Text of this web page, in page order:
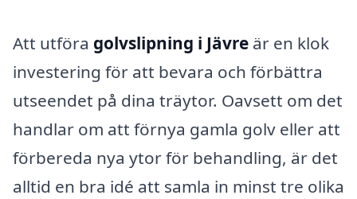
Att utföra golvslipning i Jävre är en klok
investering för att bevara och förbättra
utseendet på dina träytor. Oavsett om det
handlar om att förnya gamla golv eller att
förbereda nya ytor för behandling, är det
alltid en bra idé att samla in minst tre olika